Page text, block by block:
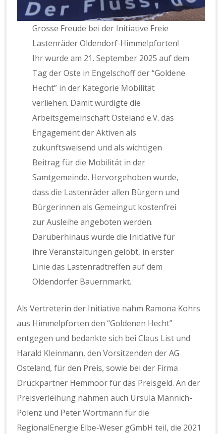
Grosse Freude bei der Initiative Freie
Lastenräder Oldendorf-Himmelpforten!
Ihr wurde am 21. September 2025 auf dem
Tag der Oste in Engelschoff der “Goldene
Hecht” in der Kategorie Mobilität
verliehen. Damit würdigte die
Arbeitsgemeinschaft Osteland e.V. das
Engagement der Aktiven als
zukunftsweisend und als wichtigen
Beitrag für die Mobilität in der
Samtgemeinde. Hervorgehoben wurde,
dass die Lastenräder allen Bürgern und
Bürgerinnen als Gemeingut kostenfrei
zur Ausleihe angeboten werden.
Darüberhinaus wurde die Initiative für
ihre Veranstaltungen gelobt, in erster
Linie das Lastenradtreffen auf dem
Oldendorfer Bauernmarkt.
Als Vertreterin der Initiative nahm Ramona Kohrs
aus Himmelpforten den “Goldenen Hecht”
entgegen und bedankte sich bei Claus List und
Harald Kleinmann, den Vorsitzenden der AG
Osteland, für den Preis, sowie bei der Firma
Druckpartner Hemmoor für das Preisgeld. An der
Preisverleihung nahmen auch Ursula Männich-
Polenz und Peter Wortmann für die
RegionalEnergie Elbe-Weser gGmbH teil, die 2021